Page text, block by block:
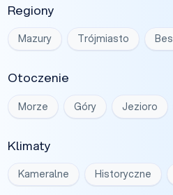
Regiony
Mazury Trójmiasto
Otoczenie
Morze Góry Jezioro
Klimaty
Kameralne Historyczne